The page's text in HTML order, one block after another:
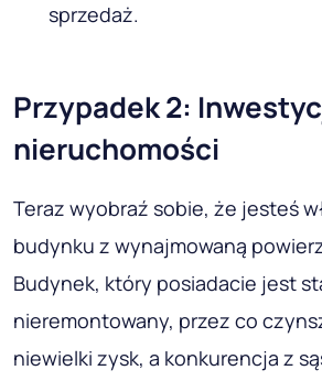
sprzedaż.
Przypadek 2:
nieruchomości
Teraz wyobraź sobie, że jesteś
budynku z wynajmowaną
Budynek, który posiadacie jest
nieremontowany, przez co
niewielki zysk, a konkurencja z